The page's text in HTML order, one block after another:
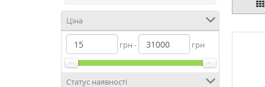
Ціна
грн - грн
Статус наявності